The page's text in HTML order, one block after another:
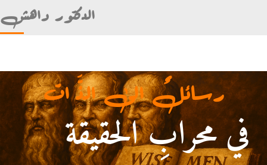
الدكتور داهش
في محرابِ الحقيقة
رسائلٌ الى الذَّ ات